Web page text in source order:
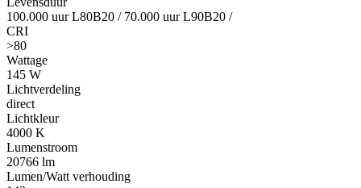
100.000 uur L80B20 /70.000 uur L90B20 /
CRI
>80
Wattage
145 W
Lichtverdeling
direct
Lichtkleur
4000 K
Lumenstroom
20766 lm
Lumen/Watt verhouding